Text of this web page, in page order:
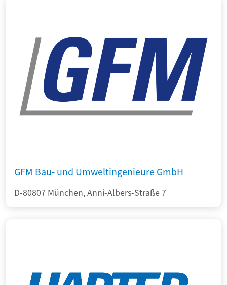
GFM Bau- und Umweltingenieure GmbH
D-80807 München, Anni-Albers-Straße 7